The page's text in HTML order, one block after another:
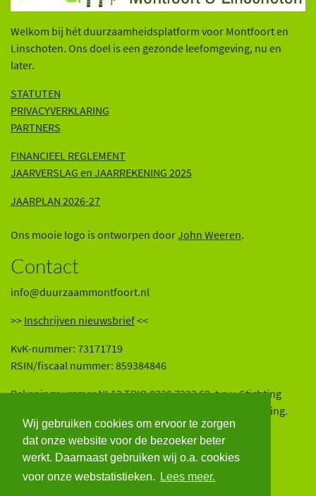
Wij gebruiken cookies om ervoor te zorgen
dat onze website voor de bezoeker beter
werkt. Daarnaast gebruiken wij o.a. cookies
voor onze webstatistieken.
Lees meer.
Welkom bij hét duurzaamheidsplatform voor Montfoort en
Linschoten. Ons doel is een gezonde leefomgeving, nu en
later.
STATUTEN
PRIVACYVERKLARING
PARTNERS
FINANCIEEL REGLEMENT
JAARVERSLAG en JAARREKENING 2025
JAARPLAN 2026-27
Ons mooie logo is ontworpen doorJohn Weeren.
Contact
info@duurzaammontfoort.nl
>> Inschrijven nieuwsbrief<<
KvK-nummer: 73171719
RSIN/fiscaal nummer: 859384846
Rekeningnummer NL12 TRIO 0320 7223 68, t.n.v. Stichting
Platform Duurzaam Montfoort. Wij zijn een ANBI-instelling.
Volg ons op onze sociale media: